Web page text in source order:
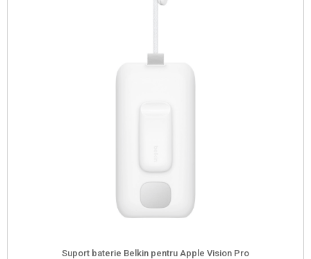
Suport baterie Belkin pentru Apple Vision Pro